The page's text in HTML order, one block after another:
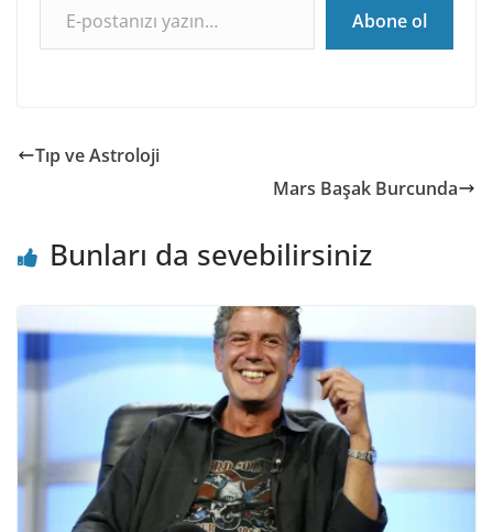
Abone ol
Tıp ve Astroloji
Mars Başak Burcunda
Bunları da sevebilirsiniz